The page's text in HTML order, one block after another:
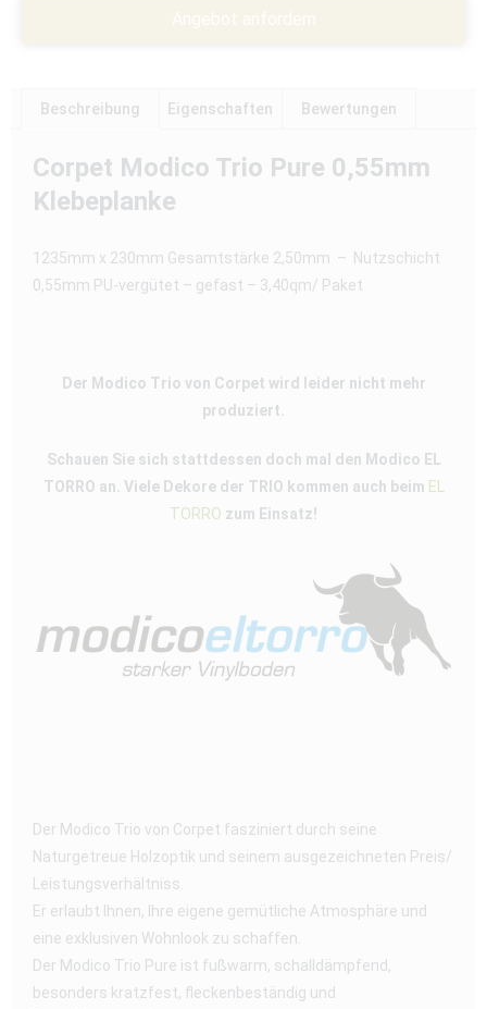
Beschreibung Eigenschaften Bewertungen
Corpet Modico Trio Pure 0,55mm
Klebeplanke
1235mm x 230mm Gesamtstärke 2,50mm – Nutzschicht
0,55mm PU-vergütet – gefast – 3,40qm/ Paket
Der Modico Trio von Corpet wird leider nicht mehr
produziert.
Schauen Sie sich stattdessen doch mal den Modico EL
TORRO an. Viele Dekore der TRIO kommen auch beim EL
TORRO zum Einsatz!
Der Modico Trio von Corpet fasziniert durch seine
Naturgetreue Holzoptik und seinem ausgezeichneten Preis/
Leistungsverhältniss.
Er erlaubt Ihnen, Ihre eigene gemütliche Atmosphäre und
eine exklusiven Wohnlook zu schaffen.
Der Modico Trio Pure ist fußwarm, schalldämpfend,
besonders kratzfest, fleckenbeständig und